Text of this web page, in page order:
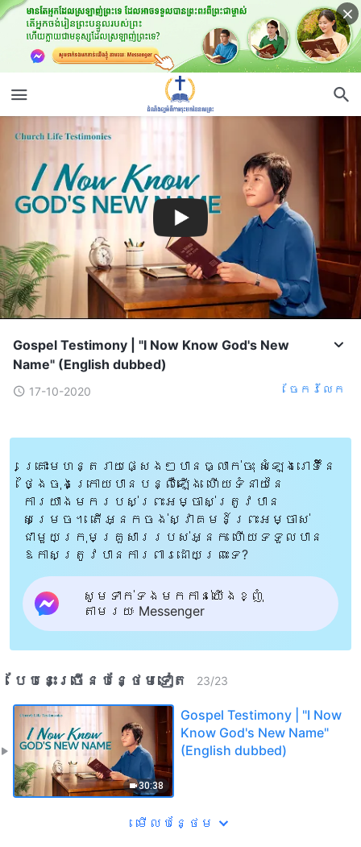
Gospel Testimony | "I Now Know God's New
Name" (English dubbed)
17-10-2020 ចែក​រំលែក
គ្រោះមហន្តរាយផ្សេងៗបានធ្លាក់ចុះ សំឡេងរោទិ៍នៃ
ថ្ងៃចុងក្រោយបានបន្លឺឡើង ហើយទំនាយនៃ
ការយាងមករបស់ព្រះអម្ចាស់ត្រូវបាន
សម្រេច។ តើអ្នកចង់ស្វាគមន៍ព្រះអម្ចាស់
ជាមួយក្រុមគ្រួសាររបស់អ្នក ហើយទទួលបាន
ឱកាសត្រូវបានការពារដោយព្រះទេ?
សូមទាក់ទងមកកាន់យើងខ្ញុំ
តាមរយៈ Messenger
បែបនេះ​ច្រើនបន្ថែម​ទៀត​ 23/23
30:38
Gospel Testimony | "I Now
Know God's New Name"
(English dubbed)
មើល​​បន្ថែម​